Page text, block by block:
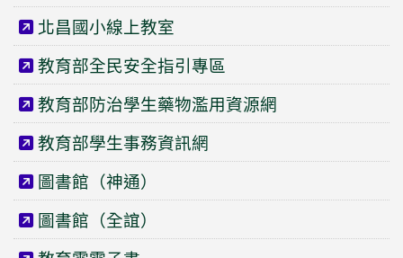
北昌國小線上教室
教育部全民安全指引專區
教育部防治學生藥物濫用資源網
教育部學生事務資訊網
圖書館（神通）
圖書館（全誼）